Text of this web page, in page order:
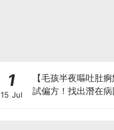
1
15 Jul
【毛孩半夜嘔吐肚
試偏方！找出潛在病